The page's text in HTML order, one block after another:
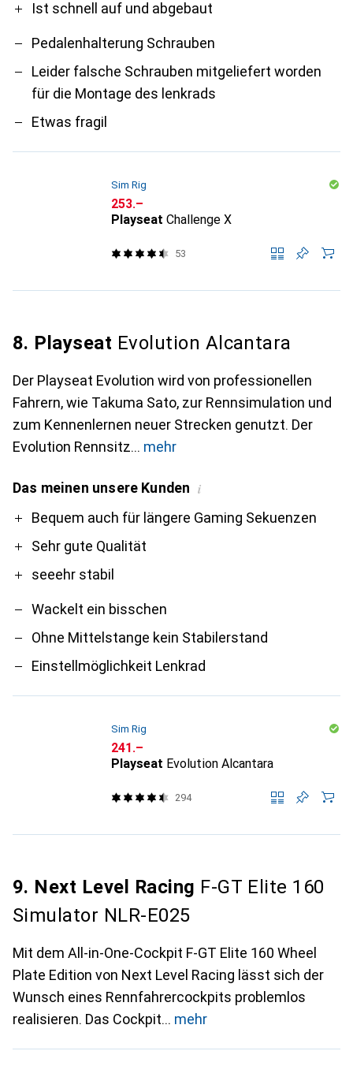
Ist schnell auf und abgebaut
Pedalenhalterung Schrauben
Leider falsche Schrauben mitgeliefert worden
für die Montage des lenkrads
Etwas fragil
Sim Rig
CHF
253.–
Playseat Challenge X
53
8. Playseat Evolution Alcantara
Der Playseat Evolution wird von professionellen
Fahrern, wie Takuma Sato, zur Rennsimulation und
zum Kennenlernen neuer Strecken genutzt. Der
Evolution Rennsitz
mehr
Das meinen unsere Kunden i
ProBequem auch für längere Gaming Sekuenzen
Sehr gute Qualität
seeehr stabil
Contra
Wackelt ein bisschen
Ohne Mittelstange kein Stabilerstand
Einstellmöglichkeit Lenkrad
Sim Rig
CHF
241.–
Playseat Evolution Alcantara
294
9. Next Level Racing F-GT Elite 160
Simulator NLR-E025
Mit dem All-in-One-Cockpit F-GT Elite 160 Wheel
Plate Edition von Next Level Racing lässt sich der
Wunsch eines Rennfahrercockpits problemlos
realisieren. Das Cockpit
mehr